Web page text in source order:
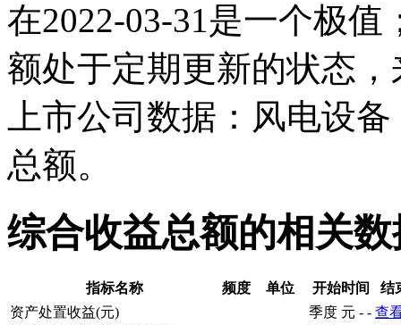
在2022-03-31是一个极
额处于定期更新的状态
上市公司数据：风电设
总额。
综合收益总额的相关
指标名称 频度 单位 开始时间
结
资产处置收益(元)
季度 元 - - 查